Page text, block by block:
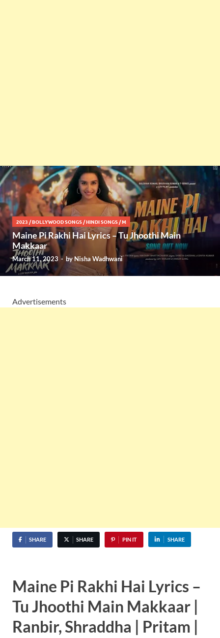
2023 /BOLLYWOOD SONGS /HINDI SONGS /M
Maine Pi Rakhi Hai Lyrics – Tu Jhoothi Main
Makkaar
March 11, 2023 - by Nisha Wadhwani
Advertisements
SHARE SHARE PIN IT SHARE
Maine Pi Rakhi Hai Lyrics –
Tu Jhoothi Main Makkaar |
Ranbir, Shraddha | Pritam |